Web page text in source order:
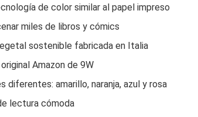
de color similar al papel impreso
miles de libros y cómics
sostenible fabricada en Italia
Amazon de 9W
amarillo, naranja, azul y rosa
lectura cómoda